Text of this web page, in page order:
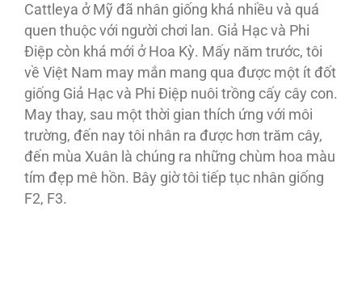
Cattleya ở Mỹ đã nhân giống khá nhiều và quá
quen thuộc với người chơi lan. Giả Hạc và Phi
Ðiệp còn khá mới ở Hoa Kỳ. Mấy năm trước, tôi
về Việt Nam may mắn mang qua được một ít đốt
giống Giả Hạc và Phi Ðiệp nuôi trồng cấy cây con.
May thay, sau một thời gian thích ứng với môi
trường, đến nay tôi nhân ra được hơn trăm cây,
đến mùa Xuân là chúng ra những chùm hoa màu
tím đẹp mê hồn. Bây giờ tôi tiếp tục nhân giống
F2, F3.